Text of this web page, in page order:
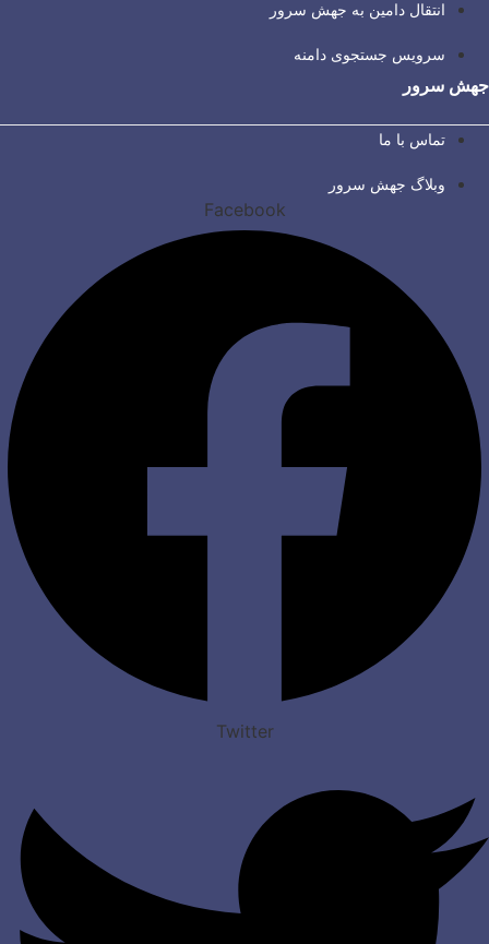
انتقال دامین به جهش سرور
سرویس جستجوی دامنه
جهش سرور
تماس با ما
وبلاگ جهش سرور
Facebook
Twitter